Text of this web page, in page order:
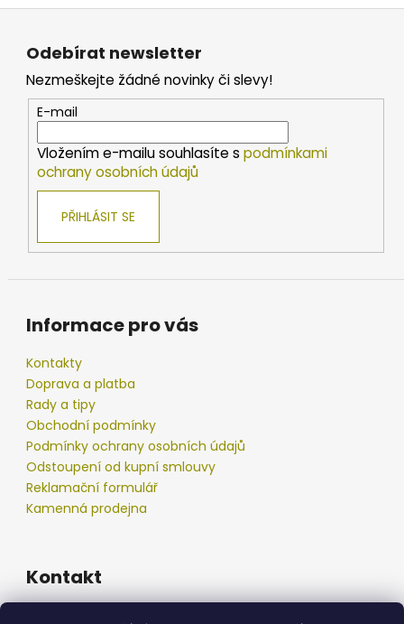
Z
Odebírat newsletter
Nezmeškejte žádné novinky či slevy!
E-mail
Vložením e-mailu souhlasíte s podmínkami
ochrany osobních údajů
PŘIHLÁSIT SE
Informace pro vás
Kontakty
Doprava a platba
Rady a tipy
Obchodní podmínky
Podmínky ochrany osobních údajů
Odstoupení od kupní smlouvy
Reklamační formulář
Kamenná prodejna
Kontakt